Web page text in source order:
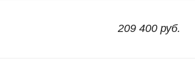
209 400 руб.